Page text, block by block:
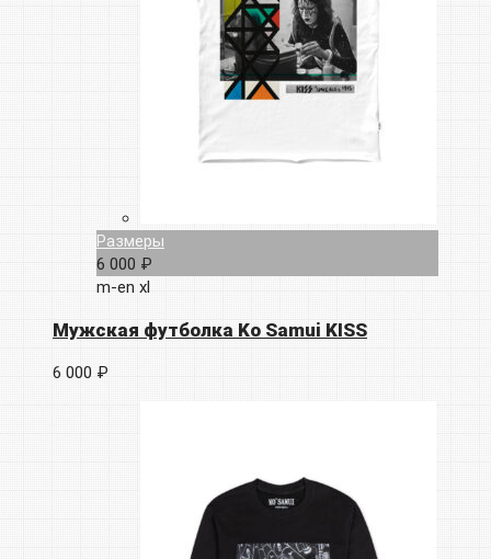
Размеры
6 000 ₽
m-en xl
Мужская футболка Ko Samui KISS
6 000 ₽